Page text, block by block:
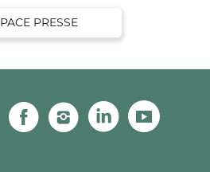
PRESSE
FacebookInstagramLinkedin